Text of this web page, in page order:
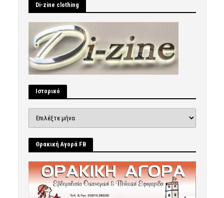
Di-zine clothing
Ιστορικό
Θρακική Αγορά FB